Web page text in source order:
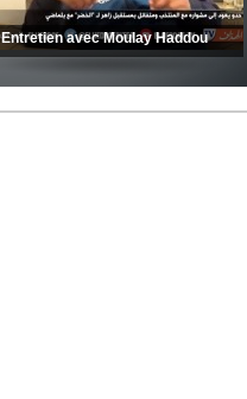
CSC: La préparation des hommes
d’Amrani se poursuit en Tunisie